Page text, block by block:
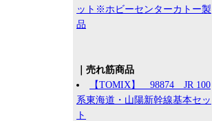
ット※ホビーセンターカトー製
品
｜売れ筋商品
【TOMIX】 98874 JR 100
系東海道・山陽新幹線基本セッ
ト